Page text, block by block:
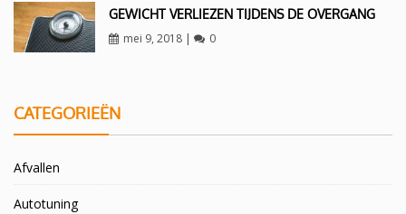
GEWICHT VERLIEZEN TIJDENS DE OVERGANG
mei 9, 2018| 0
CATEGORIEËN
Afvallen
Autotuning